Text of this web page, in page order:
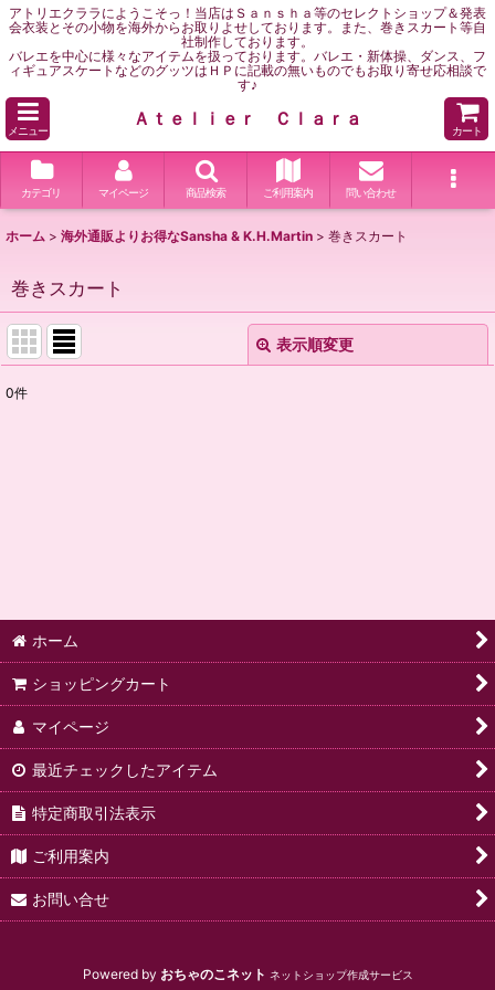
アトリエクララにようこそっ！当店はＳａｎｓｈａ等のセレクトショップ＆発表
会衣装とその小物を海外からお取りよせしております。また、巻きスカート等自
社制作しております。
バレエを中心に様々なアイテムを扱っております。バレエ・新体操、ダンス、フ
ィギュアスケートなどのグッツはＨＰに記載の無いものでもお取り寄せ応相談で
す♪
メニュー
Ａｔｅｌｉｅｒ Ｃｌａｒａ
カート
カテゴリ マイページ 商品検索 ご利用案内 問い合わせ
ホーム > 海外通販よりお得なSansha & K.H.Martin > 巻きスカート
巻きスカート
表示順変更
0件
ホーム
ショッピングカート
マイページ
最近チェックしたアイテム
特定商取引法表示
ご利用案内
お問い合せ
Powered by おちゃのこネット ネットショップ作成サービス